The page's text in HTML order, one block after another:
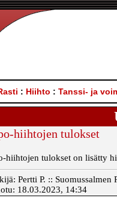
: Hiihto : Tanssi- ja
hiihtojen tulokset
hiihtojen tulokset on lisätty
Pertti P. :: Suomussalmen
18.03.2023, 14:34